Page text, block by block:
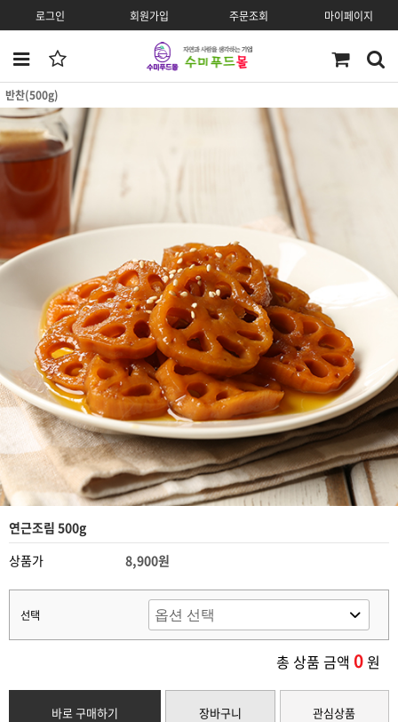
로그인 회원가입 주문조회 마이페이지
반찬(500g)
연근조림 500g
상품가
8,900원
선택
총 상품 금액 0원
바로 구매하기 장바구니 관심상품